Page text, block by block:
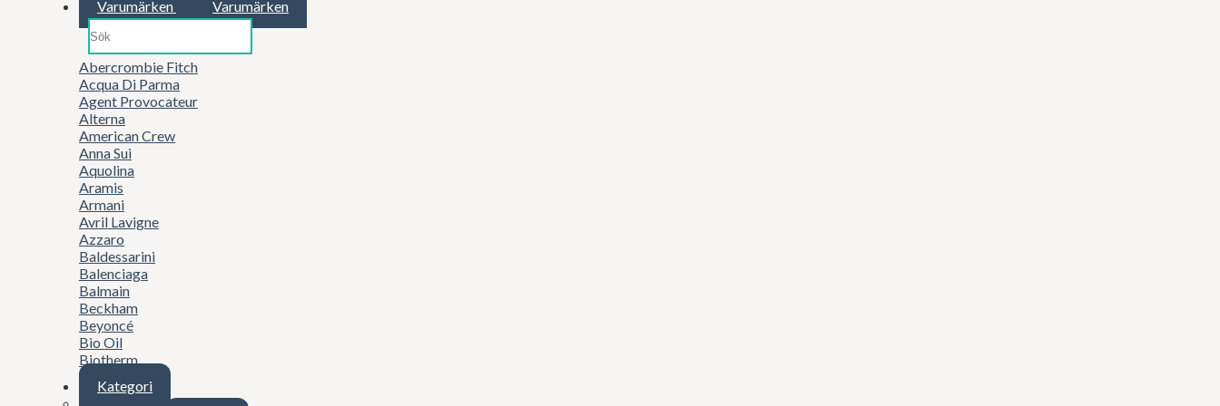
Varumärken
Varumärken
Abercrombie Fitch
Acqua Di Parma
Agent Provocateur
Alterna
American Crew
Anna Sui
Aquolina
Aramis
Armani
Avril Lavigne
Azzaro
Baldessarini
Balenciaga
Balmain
Beckham
Beyoncé
Bio Oil
Biotherm
Boucheron
Britney Spears
Kategori